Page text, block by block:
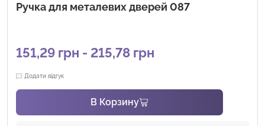
Ручка для металевих дверей 087
151,29 грн - 215,78 грн
Додати відгук
В Корзину